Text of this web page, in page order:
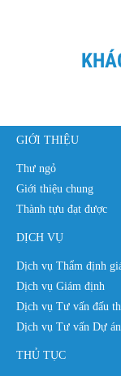
GIỚI THIỆU
Thư ngỏ
Giới thiệu chung
Thành tựu đạt được
DỊCH VỤ
Dịch vụ Thẩm định
Dịch vụ Giám định
Dịch vụ Tư vấn đấu
Dịch vụ Tư vấn Dự
THỦ TỤC